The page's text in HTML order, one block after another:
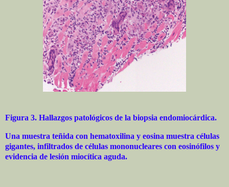
Figura 3. Hallazgos patológicos de la biopsia endomiocárdica.
Una muestra teñida con hematoxilina y eosina muestra células
gigantes, infiltrados de células mononucleares con eosinófilos y
evidencia de lesión miocítica aguda.